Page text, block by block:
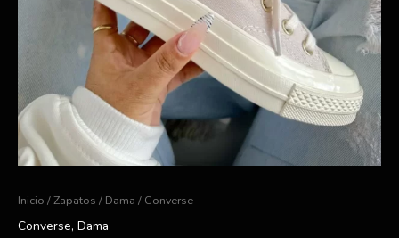
Inicio /Zapatos / Dama / Converse
Converse, Dama